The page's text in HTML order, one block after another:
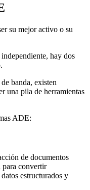
su mejor activo o su
hay dos
banda, existen
una pila de herramientas
ADE:
de documentos
para convertir
estructurados y